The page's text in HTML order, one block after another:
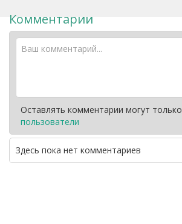
Комментарии
Оставлять комментарии могут только
пользователи
Здесь пока нет комментариев